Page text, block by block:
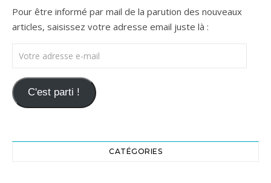
Pour être informé par mail de la parution des nouveaux
articles, saisissez votre adresse email juste là :
Votre adresse e-mail
C'est parti !
CATÉGORIES